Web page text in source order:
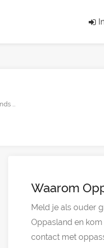
...
Waarom
Meld je als ouder
Oppasland en kom
contact met